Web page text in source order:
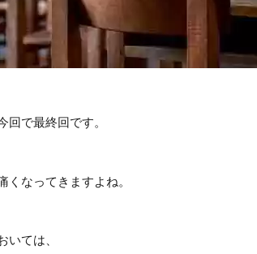
で最終回です。
なってきますよね。
いては、